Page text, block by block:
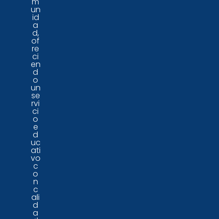
un
id
a
d,
of
re
ci
en
d
o
un
se
rvi
ci
o
e
d
uc
ati
vo
c
o
n
c
ali
d
a